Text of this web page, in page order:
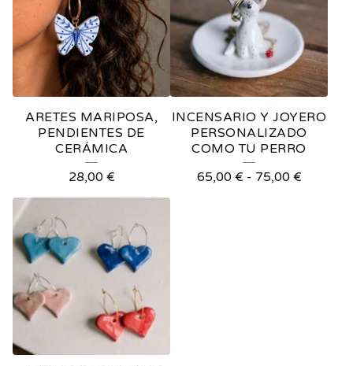
ARETES MARIPOSA,
PENDIENTES DE
CERÁMICA
28,00 €
INCENSARIO Y JOYERO
PERSONALIZADO
COMO TU PERRO
65,00 € - 75,00 €